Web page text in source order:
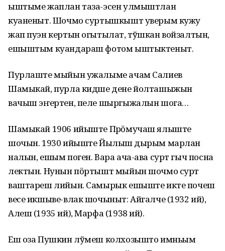
ыштыме жаплан таза-эсен улмыштлан
куаненыт. Шочмо суртышкышт уверым кужу
жап пуэн кертын огытылат, тўшкан войзалтын,
ешыштым куандараш фотом ыштыктеныт.
Пурлаште мыйын ужалыме ачам Салиев
Шамыкай, пурла кидше дене йолташыжын
вачыш эҥертен, пеле шыргыжалын шога…
Шамыкай 1906 ийыште Пӱрӧмучаш ялыште
шочын. 1930 ийыште Йылыш ӱдырым марлан
налын, ешым поген. Вара ача-ава сурт гыч посна
лектын. Нунын пӧртышт мыйын шочмо сурт
ваштареш лийын. Самырык ешыште икте почеш
весе икшыве-влак шочыныт: Айгалче (1932 ий),
Алеш (1935 ий), Марфа (1938 ий).
Еш оза Пушкин лўмеш колхозышто имньым